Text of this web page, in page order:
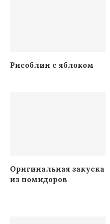
Рисоблин с яблоком
Оригинальная закуска
из помидоров